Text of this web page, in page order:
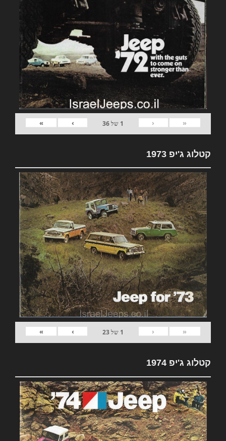
«
‹
1 של36
›
»
קטלוג ג'יפ 1973
«
‹
1 של23
›
»
קטלוג ג'יפ 1974